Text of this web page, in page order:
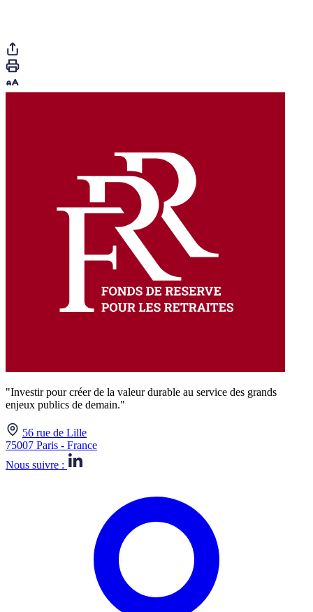
"Investir pour créer de la valeur durable au service des grands
enjeux publics de demain."
56 rue de Lille
75007 Paris - France
Nous suivre :